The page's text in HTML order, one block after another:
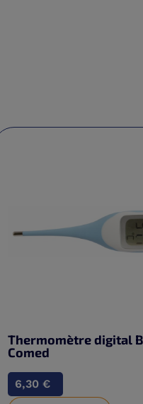
Thermomètre digital
Comed
6,30 €